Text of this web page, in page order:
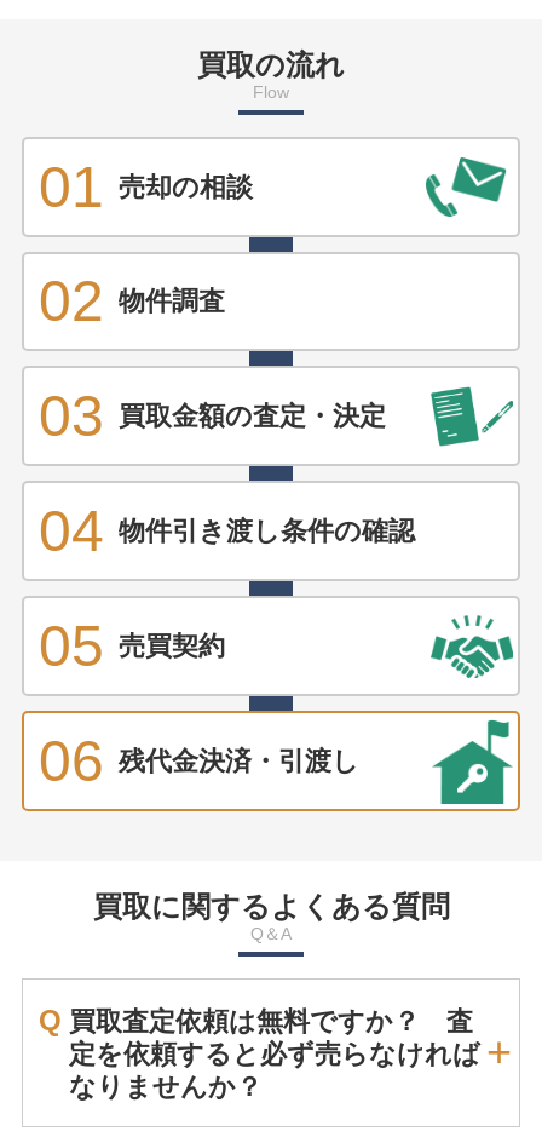
買取の流れ
Flow
01 売却の相談
02 物件調査
03 買取金額の査定・決定
04 物件引き渡し条件の確認
05 売買契約
06 残代金決済・引渡し
買取に関するよくある質問
Q＆A
Q 買取査定依頼は無料ですか？ 査
定を依頼すると必ず売らなければ
なりませんか？